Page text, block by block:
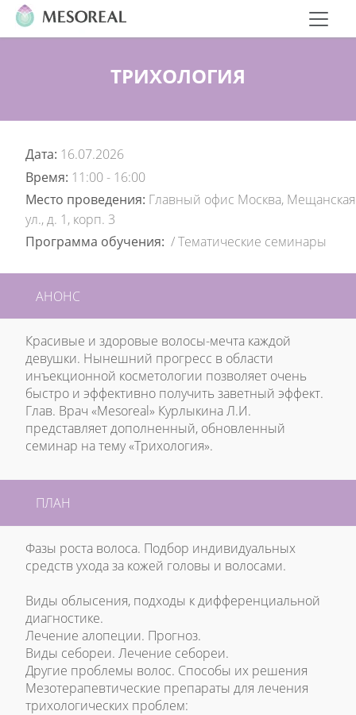
ТРИХОЛОГИЯ
Дата: 16.07.2026
Время: 11:00 - 16:00
Место проведения: Главный офис Москва, Мещанская
ул., д. 1, корп. 3
Программа обучения: /Тематические семинары
АНОНС
Красивые и здоровые волосы-мечта каждой
девушки. Нынешний прогресс в области
инъекционной косметологии позволяет очень
быстро и эффективно получить заветный эффект.
Глав. Врач «Mesoreal» Курлыкина Л.И.
представляет дополненный, обновленный
семинар на тему «Трихология».
ПЛАН
Фазы роста волоса. Подбор индивидуальных
средств ухода за кожей головы и волосами.
Виды облысения, подходы к дифференциальной
диагностике.
Лечение алопеции. Прогноз.
Виды себореи. Лечение себореи.
Другие проблемы волос. Способы их решения
Мезотерапевтические препараты для лечения
трихологических проблем: